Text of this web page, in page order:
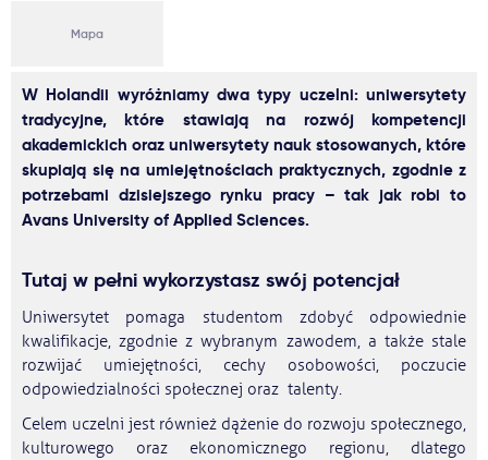
Mapa
W Holandii wyróżniamy dwa typy uczelni: uniwersytety
tradycyjne, które stawiają na rozwój kompetencji
akademickich oraz uniwersytety nauk stosowanych, które
skupiają się na umiejętnościach praktycznych, zgodnie z
potrzebami dzisiejszego rynku pracy – tak jak robi to
Avans University of Applied Sciences.
Tutaj w pełni wykorzystasz swój potencjał
Uniwersytet pomaga studentom zdobyć odpowiednie
kwalifikacje, zgodnie z wybranym zawodem, a także stale
rozwijać umiejętności, cechy osobowości, poczucie
odpowiedzialności społecznej oraz talenty.
Celem uczelni jest również dążenie do rozwoju społecznego,
kulturowego oraz ekonomicznego regionu, dlatego